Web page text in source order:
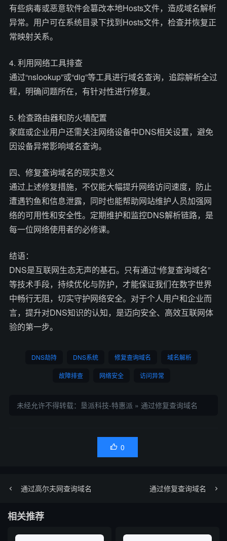
有些病毒或恶意软件会篡改本地Hosts文件，造成域名解析
异常。用户可在系统目录下找到Hosts文件，检查并恢复正
常映射关系。
4. 利用网络工具排查
通过“nslookup”或“dig”等工具进行域名查询，追踪解析全过
程，明确问题所在，有针对性进行修复。
5. 检查路由器和防火墙配置
家庭或企业用户还需关注网络设备中DNS相关设置，避免
因设备异常影响域名查询。
四、修复查询域名的现实意义
通过上述修复措施，不仅能大幅提升网络访问速度，防止
遭遇钓鱼和信息泄露，同时也能帮助网站维护人员加强网
络的可用性和安全性。定期维护和监控DNS解析链路，是
每一位网络使用者的必修课。
结语：
DNS是互联网生态无声的基石。只有通过“修复查询域名”
等技术手段，持续优化与防护，才能保证我们在数字世界
中畅行无阻，切实守护网络安全。对于个人用户和企业而
言，提升对DNS知识的认知，是迈向安全、高效互联网体
验的第一步。
DNS劫持 DNS系统 修复查询域名 域名解析
故障排查 网络安全 访问异常
未经允许不得转载： 垦派科技-特惠派 » 通过修复查询域名
 0
通过高尔夫网查询域名 通过修复查询域名
相关推荐